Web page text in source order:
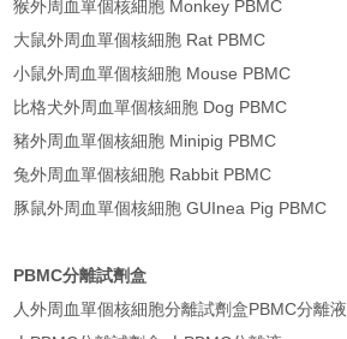
猴外周血單個核細胞 Monkey PBMC
大鼠外周血單個核細胞 Rat PBMC
小鼠外周血單個核細胞 Mouse PBMC
比格犬外周血單個核細胞 Dog PBMC
豬外周血單個核細胞 Minipig PBMC
兔外周血單個核細胞 Rabbit PBMC
豚鼠外周血單個核細胞 GUInea Pig PBMC
PBMC分離試劑盒
人外周血單個核細胞分離試劑盒PBMC分離液